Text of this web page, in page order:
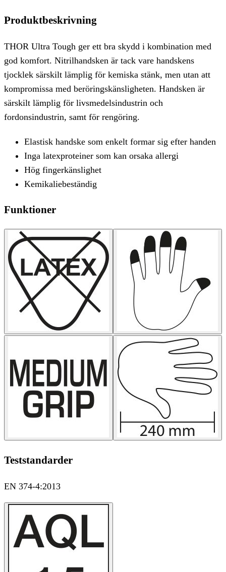
Produktbeskrivning
THOR Ultra Tough ger ett bra skydd i kombination med
god komfort. Nitrilhandsken är tack vare handskens
tjocklek särskilt lämplig för kemiska stänk, men utan att
kompromissa med beröringskänsligheten. Handsken är
särskilt lämplig för livsmedelsindustrin och
fordonsindustrin, samt för rengöring.
Elastisk handske som enkelt formar sig efter handen
Inga latexproteiner som kan orsaka allergi
Hög fingerkänslighet
Kemikaliebeständig
Funktioner
Teststandarder
EN 374-4:2013